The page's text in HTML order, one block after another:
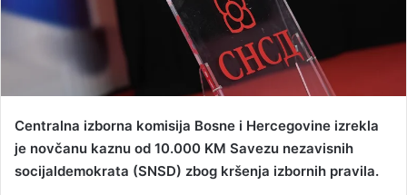
Centralna izborna komisija Bosne i Hercegovine izrekla
je novčanu kaznu od 10.000 KM Savezu nezavisnih
socijaldemokrata (SNSD) zbog kršenja izbornih pravila.